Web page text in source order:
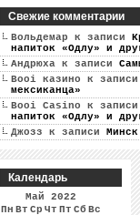
Свежие комментарии
Вольдемар к записи
напиток «Одлу» и
Андрюха к записи
Booi казино к записи
мексиканца»
Booi Casino к записи
напиток «Одлу» и
Джозз к записи Минск
Календарь
Май 2022
Пн Вт Ср Чт Пт Сб Вс